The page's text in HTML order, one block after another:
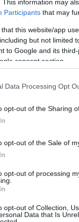
This information may
Participants that may
that this website/app
but not limited
to Google and its
consent section.
Data Processing Opt
opt-out of the Sharing
opt-out of the Sale of
opt-out of processing
opt-out of Collection,
Data that Is
és azt elfogadom.
trófeát
ugyanis
formában
kecsegtet a
a cross-play